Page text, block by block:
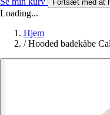
Fortsæt med at
Loading...
Hjem
/ Hooded badekåbe